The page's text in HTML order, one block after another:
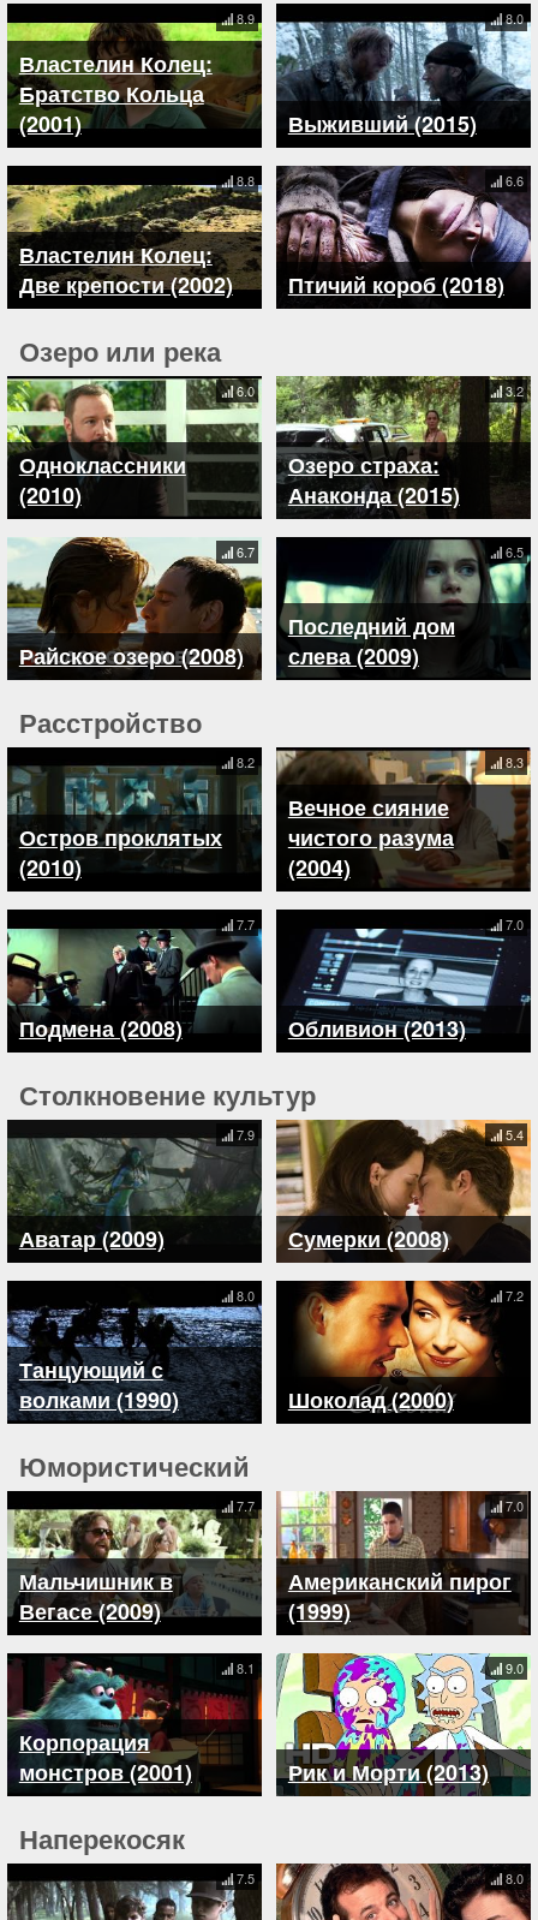
Властелин Колец:
Братство Кольца
(2001)
8.9
Выживший (2015)
8.0
Властелин Колец:
Две крепости (2002)
8.8
Птичий короб (2018)
6.6
Озеро или река
Одноклассники
(2010)
6.0
Озеро страха:
Анаконда (2015)
3.2
Райское озеро (2008)
6.7
Последний дом
слева (2009)
6.5
Расстройство
Остров проклятых
(2010)
8.2
Вечное сияние
чистого разума
(2004)
8.3
Подмена (2008)
7.7
Обливион (2013)
7.0
Столкновение культур
Аватар (2009)
7.9
Сумерки (2008)
5.4
Танцующий с
волками (1990)
8.0
Шоколад (2000)
7.2
Юмористический
Мальчишник в
Вегасе (2009)
7.7
Американский пирог
(1999)
7.0
Корпорация
монстров (2001)
8.1
Рик и Морти (2013)
9.0
Наперекосяк
7.5 8.0